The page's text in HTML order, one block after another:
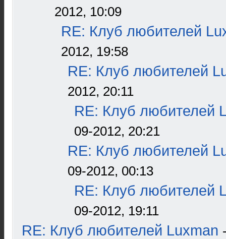
2012, 10:09
RE: Клуб любителей
2012, 19:58
RE: Клуб любителей
2012, 20:11
RE: Клуб любителей
09-2012, 20:21
RE: Клуб любителей
09-2012, 00:13
RE: Клуб любителей
09-2012, 19:11
RE: Клуб любителей Luxman